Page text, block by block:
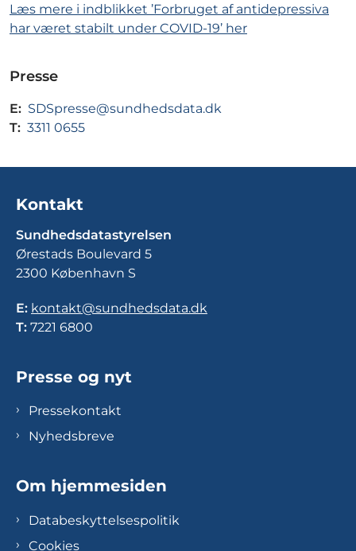
Læs mere i indblikket ’Forbruget af antidepressiva
har været stabilt under COVID-19’ her
Presse
E: SDSpresse@sundhedsdata.dk
T: 3311 0655
Kontakt
Sundhedsdatastyrelsen
Ørestads Boulevard 5
2300 København S
E: kontakt@sundhedsdata.dk
T: 7221 6800
Presse og nyt
Pressekontakt
Nyhedsbreve
Om hjemmesiden
Databeskyttelsespolitik
Cookies